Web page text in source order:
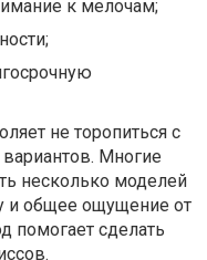
к мелочам;
не торопиться с
Многие
несколько моделей
и общее ощущение от
помогает сделать